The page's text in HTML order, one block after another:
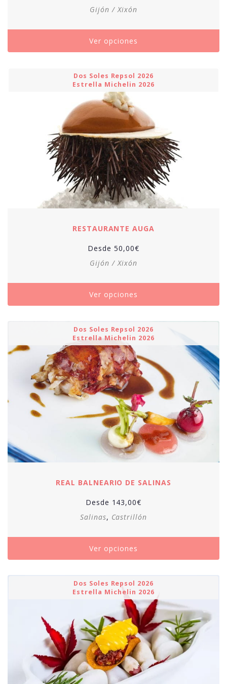
Gijón / Xixón
Ver opciones
Dos Soles Repsol 2026
Estrella Michelin 2026
RESTAURANTE AUGA
Desde 50,00€
Gijón / Xixón
Ver opciones
Dos Soles Repsol 2026
Estrella Michelin 2026
REAL BALNEARIO DE SALINAS
Desde 143,00€
Salinas, Castrillón
Ver opciones
Dos Soles Repsol 2026
Estrella Michelin 2026